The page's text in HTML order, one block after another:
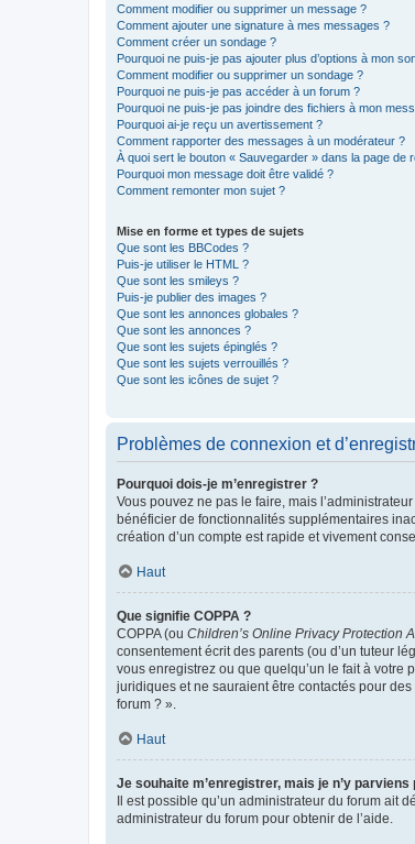
Comment modifier ou supprimer un message ?
Comment ajouter une signature à mes messages ?
Comment créer un sondage ?
Pourquoi ne puis-je pas ajouter plus d’options à mon
Comment modifier ou supprimer un sondage ?
Pourquoi ne puis-je pas accéder à un forum ?
Pourquoi ne puis-je pas joindre des fichiers à mon
Pourquoi ai-je reçu un avertissement ?
Comment rapporter des messages à un modérateur ?
À quoi sert le bouton « Sauvegarder » dans la page de
Pourquoi mon message doit être validé ?
Comment remonter mon sujet ?
Mise en forme et types de sujets
Que sont les BBCodes ?
Puis-je utiliser le HTML ?
Que sont les smileys ?
Puis-je publier des images ?
Que sont les annonces globales ?
Que sont les annonces ?
Que sont les sujets épinglés ?
Que sont les sujets verrouillés ?
Que sont les icônes de sujet ?
Problèmes de connexion et
Pourquoi dois-je m’enregistrer ?
Vous pouvez ne pas le faire, mais
bénéficier de fonctionnalités supplémentaires
création d’un compte est rapide et vivement
Haut
Que signifie COPPA ?
COPPA (ou Children’s Online Privacy Protection
consentement écrit des parents (ou d’un tuteur
vous enregistrez ou que quelqu’un le fait à
juridiques et ne sauraient être contactés pour
forum ? ».
Haut
Je souhaite m’enregistrer, mais je n’y parviens
Il est possible qu’un administrateur du forum ait
administrateur du forum pour obtenir de l’aide.